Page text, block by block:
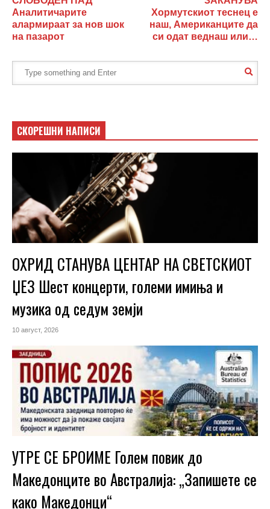
Аналитичарите
алармираат за нов шок
на пазарот
Хормутскиот теснец е
наш, Американците да
си одат веднаш или…
СКОРЕШНИ НАПИСИ
ОХРИД СТАНУВА ЦЕНТАР НА СВЕТСКИОТ
ЏЕЗ Шест концерти, големи имиња и
музика од седум земји
10 август, 2026
УТРЕ СЕ БРОИМЕ Голем повик до
Македонците во Австралија: „Запишете се
како Македонци“